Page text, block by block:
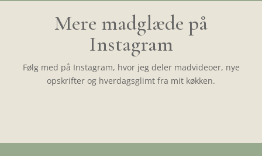
Mere madglæde på
Instagram
Følg med på Instagram, hvor jeg deler madvideoer, nye
opskrifter og hverdagsglimt fra mit køkken.